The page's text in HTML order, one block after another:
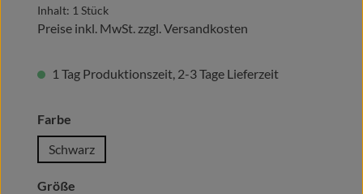
Inhalt: 1 Stück
Preise inkl. MwSt. zzgl. Versandkosten
1 Tag Produktionszeit, 2-3 Tage Lieferzeit
Farbe
Schwarz
Größe